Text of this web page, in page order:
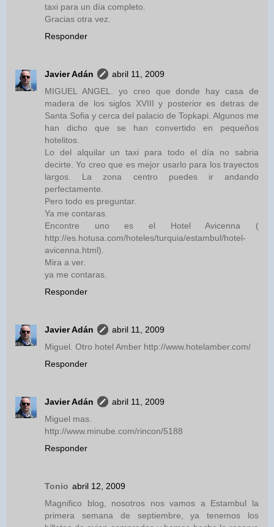
taxi para un día completo.
Gracias otra vez.
Responder
Javier Adán
abril 11, 2009
MIGUEL ANGEL. yo creo que donde hay casa de
madera de los siglos XVIII y posterior es detras de
Santa Sofia y cerca del palacio de Topkapi. Algunos me
han dicho que se han convertido en pequeños
hotelitos.
Lo del alquilar un taxi para todo el día no sabria
decirte. Yo creo que es mejor usarlo para los trayectos
largos. La zona centro puedes ir andando
perfectamente.
Pero todo es preguntar.
Ya me contaras.
Encontre uno es el Hotel Avicenna (
http://es.hotusa.com/hoteles/turquia/estambul/hotel-
avicenna.html).
Mira a ver.
ya me contaras.
Responder
Javier Adán
abril 11, 2009
Miguel. Otro hotel Amber http://www.hotelamber.com/
Responder
Javier Adán
abril 11, 2009
Miguel mas.
http://www.minube.com/rincon/5188
Responder
Tonio abril 12, 2009
Magnifico blog, nosotros nos vamos a Estambul la
primera semana de septiembre, ya tenemos los